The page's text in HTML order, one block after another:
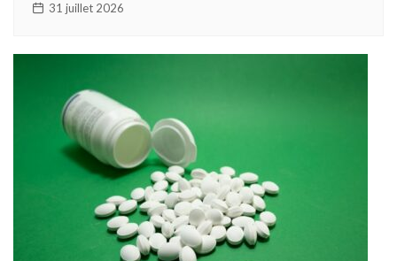
31 juillet 2026